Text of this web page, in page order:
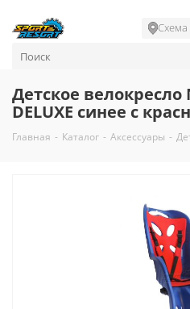
Детское велокресло
DELUXE синее с
Главная - Каталог - Аксессуары -